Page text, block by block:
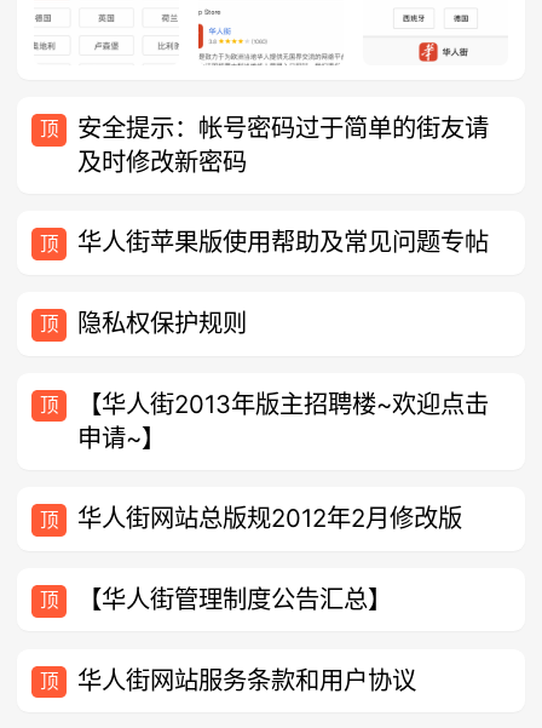
顶
安全提示：帐号密码过于简单的街友请
及时修改新密码
顶 华人街苹果版使用帮助及常见问题专帖
顶 隐私权保护规则
顶
【华人街2013年版主招聘楼~欢迎点击
申请~】
顶 华人街网站总版规2012年2月修改版
顶 【华人街管理制度公告汇总】
顶 华人街网站服务条款和用户协议